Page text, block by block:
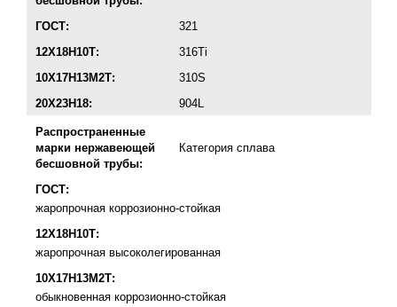
ГОСТ:
321
12Х18Н10Т:
316Ti
10Х17Н13М2Т:
310S
20Х23Н18:
904L
Распространенные
марки нержавеющей
бесшовной трубы:
Категория сплава
ГОСТ:
жаропрочная коррозионно-стойкая
12Х18Н10Т:
жаропрочная высоколегированная
10Х17Н13М2Т:
обыкновенная коррозионно-стойкая